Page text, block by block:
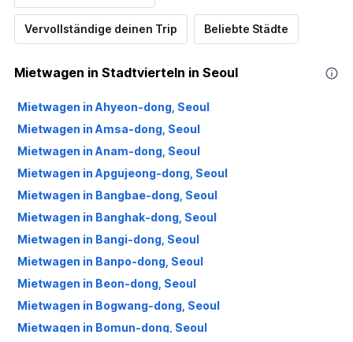
Vervollständige deinen Trip Beliebte Städte
Mietwagen in Stadtvierteln in Seoul
Mietwagen in Ahyeon-dong, Seoul
Mietwagen in Amsa-dong, Seoul
Mietwagen in Anam-dong, Seoul
Mietwagen in Apgujeong-dong, Seoul
Mietwagen in Bangbae-dong, Seoul
Mietwagen in Banghak-dong, Seoul
Mietwagen in Bangi-dong, Seoul
Mietwagen in Banpo-dong, Seoul
Mietwagen in Beon-dong, Seoul
Mietwagen in Bogwang-dong, Seoul
Mietwagen in Bomun-dong, Seoul